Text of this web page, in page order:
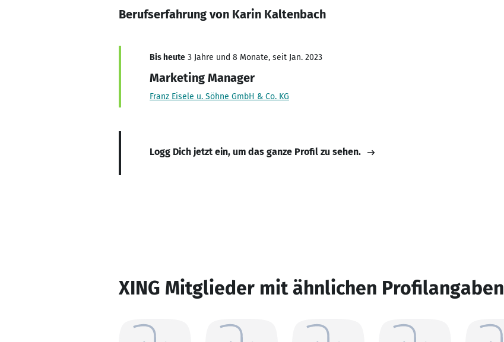
Berufserfahrung von Karin Kaltenbach
Bis heute 3 Jahre und 8 Monate, seit Jan. 2023
Marketing Manager
Franz Eisele u. Söhne GmbH & Co. KG
Logg Dich jetzt ein, um das ganze Profil zu sehen.
XING Mitglieder mit ähnlichen Profilangaben